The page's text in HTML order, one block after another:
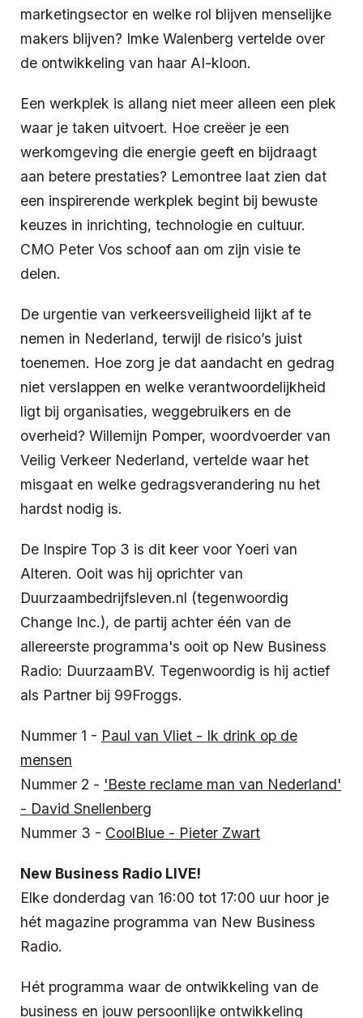
marketingsector en welke rol blijven menselijke
makers blijven? Imke Walenberg vertelde over
de ontwikkeling van haar AI-kloon.
Een werkplek is allang niet meer alleen een plek
waar je taken uitvoert. Hoe creëer je een
werkomgeving die energie geeft en bijdraagt
aan betere prestaties? Lemontree laat zien dat
een inspirerende werkplek begint bij bewuste
keuzes in inrichting, technologie en cultuur.
CMO Peter Vos schoof aan om zijn visie te
delen.
De urgentie van verkeersveiligheid lijkt af te
nemen in Nederland, terwijl de risico’s juist
toenemen. Hoe zorg je dat aandacht en gedrag
niet verslappen en welke verantwoordelijkheid
ligt bij organisaties, weggebruikers en de
overheid? Willemijn Pomper, woordvoerder van
Veilig Verkeer Nederland, vertelde waar het
misgaat en welke gedragsverandering nu het
hardst nodig is.
De Inspire Top 3 is dit keer voor Yoeri van
Alteren. Ooit was hij oprichter van
Duurzaambedrijfsleven.nl (tegenwoordig
Change Inc.), de partij achter één van de
allereerste programma's ooit op New Business
Radio: DuurzaamBV. Tegenwoordig is hij actief
als Partner bij 99Froggs.
Nummer 1 - Paul van Vliet - Ik drink op de
mensen
Nummer 2 - 'Beste reclame man van Nederland'
- David Snellenberg
Nummer 3 - CoolBlue - Pieter Zwart
New Business Radio LIVE!
Elke donderdag van 16:00 tot 17:00 uur hoor je
hét magazine programma van New Business
Radio.
Hét programma waar de ontwikkeling van de
business en jouw persoonlijke ontwikkeling